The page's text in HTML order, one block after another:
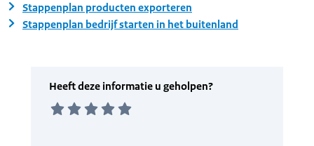
Stappenplan producten exporteren
Stappenplan bedrijf starten in het buitenland